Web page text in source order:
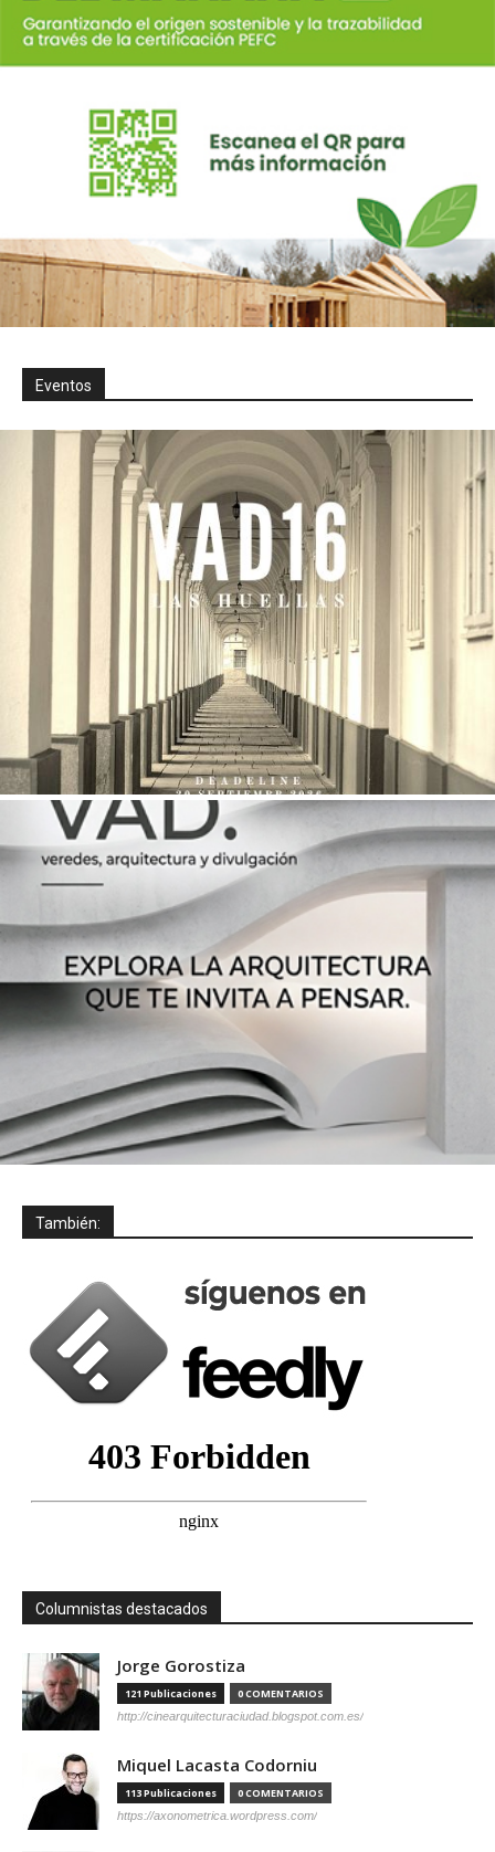
Eventos
También:
Columnistas destacados
Jorge Gorostiza
121 Publicaciones 0 COMENTARIOS
http://cinearquitecturaciudad.blogspot.com.es/
Miquel Lacasta Codorniu
113 Publicaciones 0 COMENTARIOS
https://axonometrica.wordpress.com/